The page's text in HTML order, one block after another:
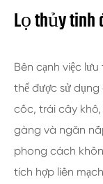
Lọ thủy tinh
Bên cạnh việc
thể được sử
cốc, trái cây khô,
gàng và ngăn
phong cách
tích hợp liền